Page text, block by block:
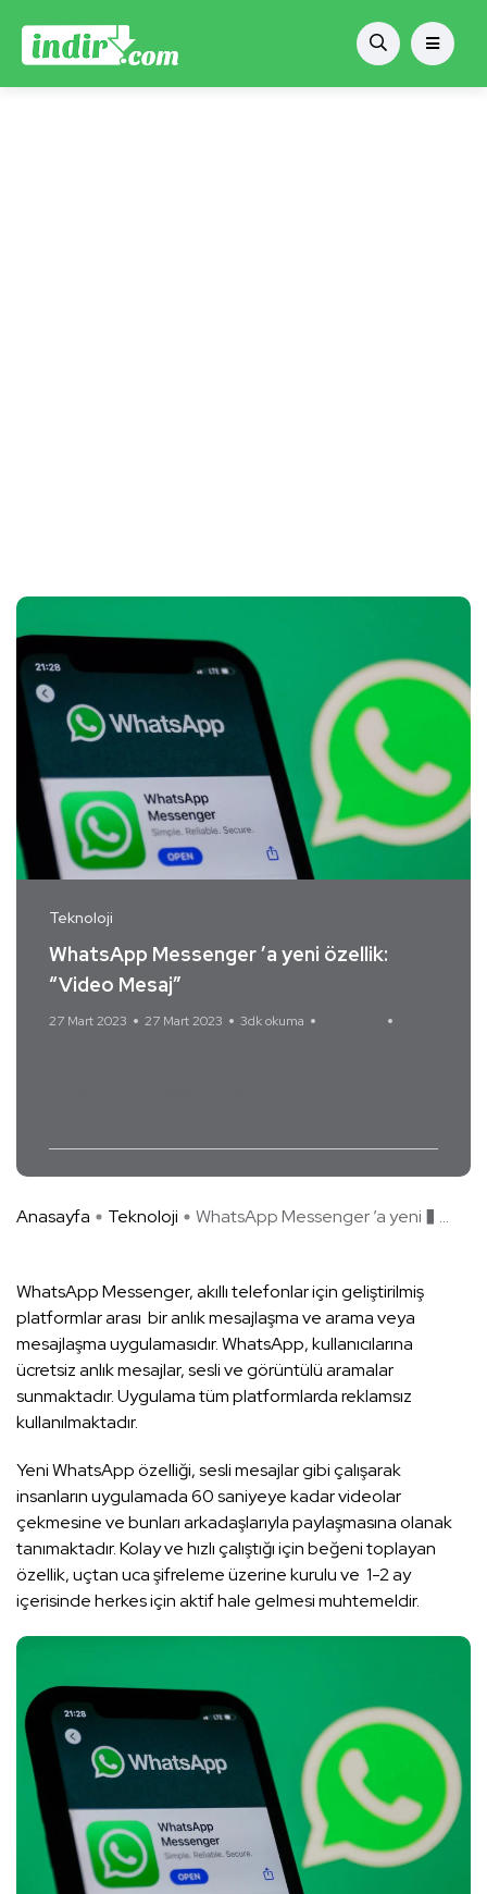
Teknoloji
WhatsApp Messenger ’a yeni özellik:
“Video Mesaj”
27 Mart 2023 27 Mart 2023 3dk okuma
Anasayfa Teknoloji WhatsApp Messenger ’a yeni � ...
WhatsApp Messenger, akıllı telefonlar için geliştirilmiş
platformlar arası bir anlık mesajlaşma ve arama veya
mesajlaşma uygulamasıdır. WhatsApp, kullanıcılarına
ücretsiz anlık mesajlar, sesli ve görüntülü aramalar
sunmaktadır. Uygulama tüm platformlarda reklamsız
kullanılmaktadır.
Yeni WhatsApp özelliği, sesli mesajlar gibi çalışarak
insanların uygulamada 60 saniyeye kadar videolar
çekmesine ve bunları arkadaşlarıyla paylaşmasına olanak
tanımaktadır. Kolay ve hızlı çalıştığı için beğeni toplayan
özellik, uçtan uca şifreleme üzerine kurulu ve 1-2 ay
içerisinde herkes için aktif hale gelmesi muhtemeldir.